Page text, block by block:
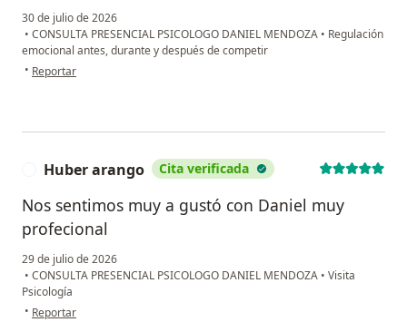
30 de julio de 2026
• CONSULTA PRESENCIAL PSICOLOGO DANIEL MENDOZA • Regulación
emocional antes, durante y después de competir
• en opinión del usuario Juan Pablo
Reportar
Huber arango Cita verificada
Nos sentimos muy a gustó con Daniel muy
profecional
29 de julio de 2026
• CONSULTA PRESENCIAL PSICOLOGO DANIEL MENDOZA • Visita
Psicología
• en opinión del usuario Huber arango
Reportar